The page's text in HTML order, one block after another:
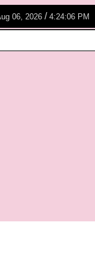
06, 2026 / 4:24:06 PM